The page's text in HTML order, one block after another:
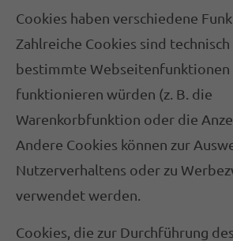
Cookies haben verschiedene
Zahlreiche Cookies sind
bestimmte Webseitenfunktionen
funktionieren würden (z. B. die
Warenkorbfunktion oder die
Andere Cookies können zur
Nutzerverhaltens oder zu
verwendet werden.
Cookies, die zur Durchführung